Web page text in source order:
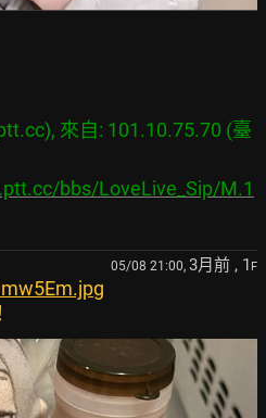
來自: 101.10.75.70 (臺
bbs/LoveLive_Sip/M.1
05/08 21:00, 3月前 , 1 F